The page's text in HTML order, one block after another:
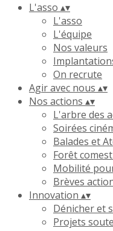
L'asso ▴▾
L'asso
L'équipe
Nos valeurs
On recrute
Agir avec nous ▴▾
Nos actions ▴▾
L'arbre des
Soirées
Balades et
Forêt
Mobilité
Brèves
Innovation ▴▾
Dénicher et
Projets